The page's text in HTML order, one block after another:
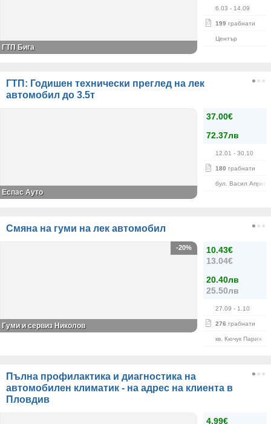
6.03 - 14.09
199 грабнати
Център
ГТП Бига
ГТП: Годишен технически преглед на лек
автомобил до 3.5т
37.00€
72.37лв
12.01 - 30.10
180 грабнати
бул. Васил
Еспас Ауто
Смяна на гуми на лек автомобил
10.43€
13.04€
20.40лв
25.50лв
27.09 - 1.10
276 грабнати
кв. Кючук Париж
-20%
Гуми и сервиз Николов
Пълна профилактика и диагностика на
автомобилен климатик - на адрес на клиента в
Пловдив
4.99€